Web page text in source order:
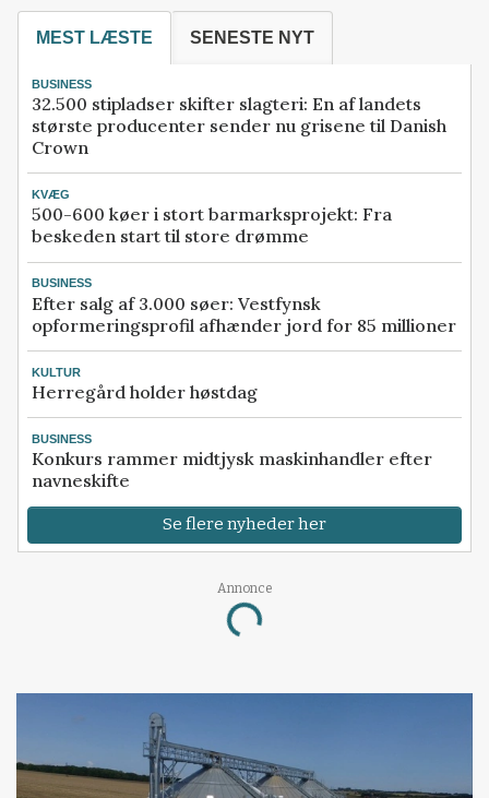
MEST LÆSTE SENESTE NYT
BUSINESS
32.500 stipladser skifter slagteri: En af landets
største producenter sender nu grisene til Danish
Crown
KVÆG
500-600 køer i stort barmarksprojekt: Fra
beskeden start til store drømme
BUSINESS
Efter salg af 3.000 søer: Vestfynsk
opformeringsprofil afhænder jord for 85 millioner
KULTUR
Herregård holder høstdag
BUSINESS
Konkurs rammer midtjysk maskinhandler efter
navneskifte
Se flere nyheder her
Annonce
Loading...